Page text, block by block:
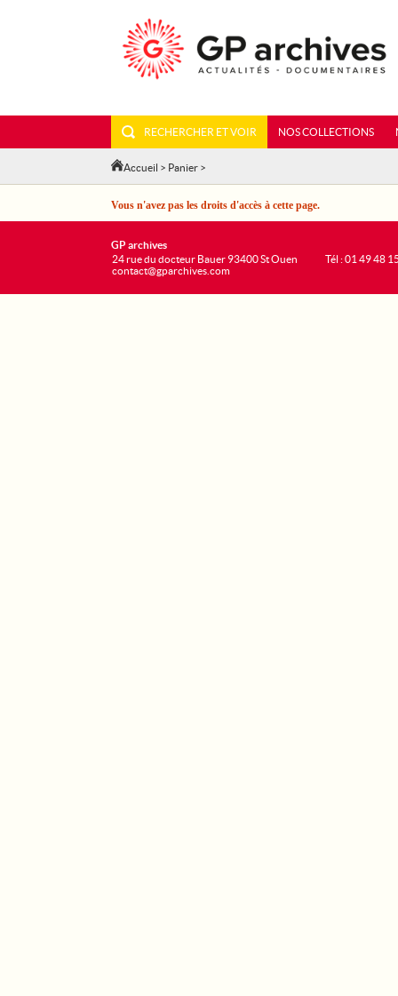
RECHERCHER ET VOIR NOS COLLECTIONS
Accueil > Panier >
Vous n'avez pas les droits d'accès à cette page.
GP archives
24 rue du docteur Bauer 93400 St Ouen
contact@gparchives.com
Tél : 01 49 48